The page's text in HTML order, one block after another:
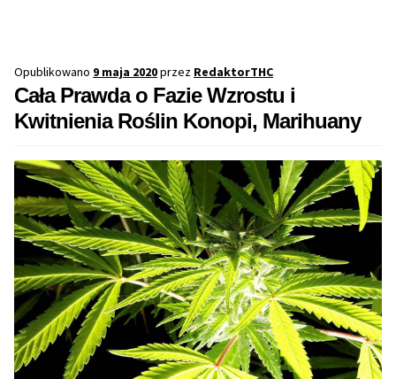
Opublikowano 9 maja 2020przez RedaktorTHC
Cała Prawda o Fazie Wzrostu i
Kwitnienia Roślin Konopi, Marihuany